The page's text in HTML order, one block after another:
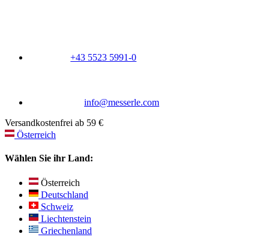
+43 5523 5991-0
info@messerle.com
Versandkostenfrei ab 59 €
Österreich
Wählen Sie ihr Land:
Österreich
Deutschland
Schweiz
Liechtenstein
Griechenland